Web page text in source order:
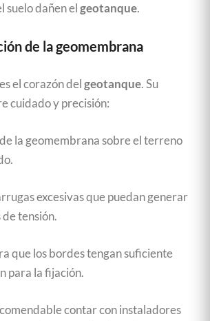
suelo dañen elgeotanque.
de la geomembrana
el corazón delgeotanque. Su
cuidado y precisión:
la geomembrana sobre el terreno
excesivas que puedan generar
de tensión.
que los bordes tengan suficiente
para la fijación.
contar con instaladores